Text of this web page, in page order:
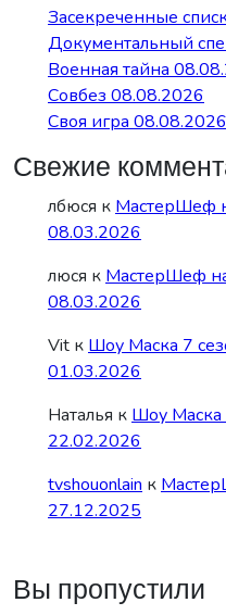
Засекреченные
Документальный
Военная тайна
Совбез 08.08.2026
Своя игра 08.08.2026
Свежие
лбюся к МастерШеф
08.03.2026
люся к МастерШеф
08.03.2026
Vit к Шоу Маска 7
01.03.2026
Наталья к Шоу Маска
22.02.2026
tvshouonlain к
27.12.2025
Вы пропустили